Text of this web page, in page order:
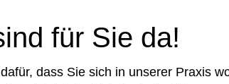
für Sie da!
dass Sie sich in unserer Praxis